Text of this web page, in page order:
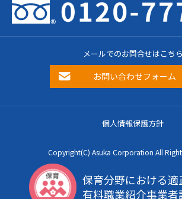
メールでのお問合せはこちら
お問い合わせフォーム
個人情報保護方針
Copyright(C) Asuka Corporation All
保育分野における適
有料職業紹介事業者